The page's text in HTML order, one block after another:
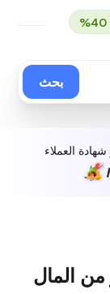
بحث
شهادة العملاء
من المال